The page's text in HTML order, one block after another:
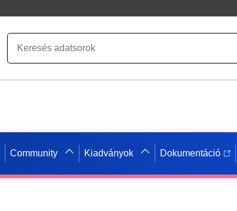
Community Kiadványok Dokumentáció